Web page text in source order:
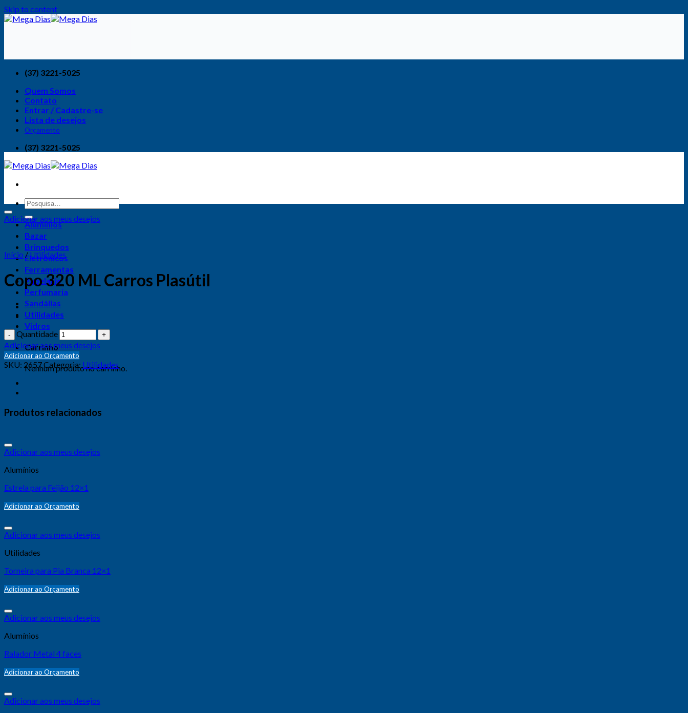
Skip to content
(37) 3221-5025
Quem Somos
Contato
Entrar / Cadastre-se
Lista de desejos
Orçamento
(37) 3221-5025
Alumínios
Bazar
Brinquedos
Eletrônicos
Ferramentas
Papelaria
Perfumaria
Sandálias
Utilidades
Vidros
Carrinho
Nenhum produto no carrinho.
Adicionar aos meus desejos
Início /Utilidades
Copo 320 ML Carros Plasútil
Quantidade
Adicionar aos meus desejos
Adicionar ao Orçamento
SKU: 2657Categoria: Utilidades
Produtos relacionados
Adicionar aos meus desejos
Alumínios
Estrela para Feijão 12×1
Adicionar ao Orçamento
Adicionar aos meus desejos
Utilidades
Torneira para Pia Branca 12×1
Adicionar ao Orçamento
Adicionar aos meus desejos
Alumínios
Ralador Metal 4 faces
Adicionar ao Orçamento
Adicionar aos meus desejos